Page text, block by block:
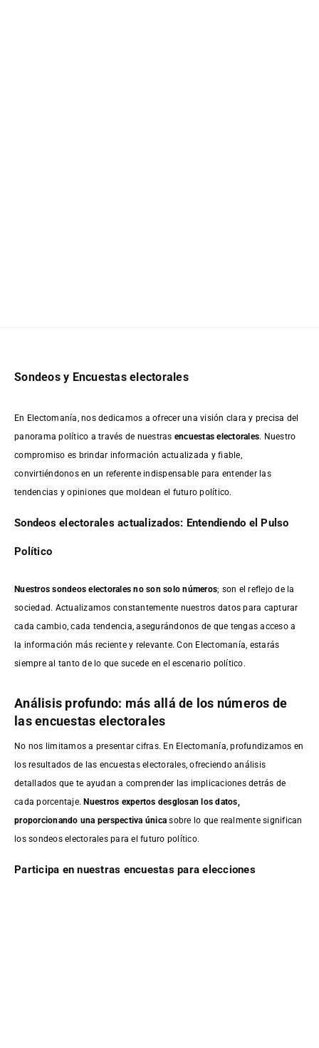
Sondeos y Encuestas electorales
En Electomanía, nos dedicamos a ofrecer una visión clara y precisa del
panorama político a través de nuestras encuestas electorales. Nuestro
compromiso es brindar información actualizada y fiable,
convirtiéndonos en un referente indispensable para entender las
tendencias y opiniones que moldean el futuro político.
Sondeos electorales actualizados: Entendiendo el Pulso
Político
Nuestros sondeos electorales no son solo números; son el reflejo de la
sociedad. Actualizamos constantemente nuestros datos para capturar
cada cambio, cada tendencia, asegurándonos de que tengas acceso a
la información más reciente y relevante. Con Electomanía, estarás
siempre al tanto de lo que sucede en el escenario político.
Análisis profundo: más allá de los números de
las encuestas electorales
No nos limitamos a presentar cifras. En Electomanía, profundizamos en
los resultados de las encuestas electorales, ofreciendo análisis
detallados que te ayudan a comprender las implicaciones detrás de
cada porcentaje.Nuestros expertos desglosan los datos,
proporcionando una perspectiva única sobre lo que realmente significan
los sondeos electorales para el futuro político.
Participa en nuestras encuestas para elecciones